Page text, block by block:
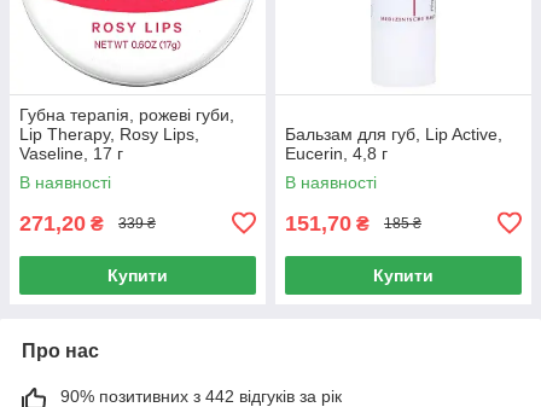
Губна терапія, рожеві губи,
Lip Therapy, Rosy Lips,
Vaseline, 17 г
В наявності
271,20 ₴ 339 ₴
Купити
Бальзам для губ, Lip Active,
Eucerin, 4,8 г
В наявності
151,70 ₴ 185 ₴
Купити
Про нас
90% позитивних з 442 відгуків за рік